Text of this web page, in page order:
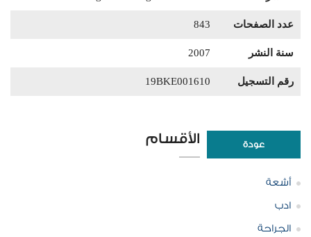
عدد الصفحات 843
سنة النشر 2007
رقم التسجيل 19BKE001610
عودة الأقسام
أشعة
ادب
الجراحة